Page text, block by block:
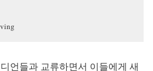
언들과 교류하면서 이들에게 새